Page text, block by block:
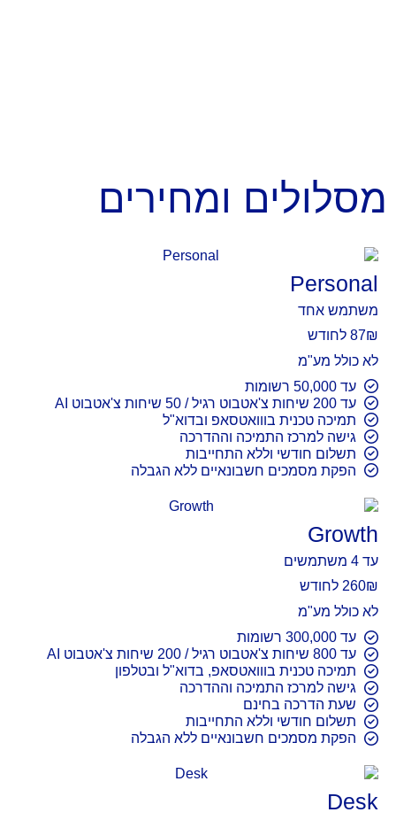
מסלולים ומחירים
Personal
משתמש אחד
87₪ לחודש
לא כולל מע"מ
עד 50,000 רשומות
עד 200 שיחות צ'אטבוט רגיל / 50 שיחות צ'אטבוט AI
תמיכה טכנית בווואטסאפ ובדוא"ל
גישה למרכז התמיכה וההדרכה
תשלום חודשי וללא התחייבות
הפקת מסמכים חשבונאיים ללא הגבלה
Growth
עד 4 משתמשים
260₪ לחודש
לא כולל מע"מ
עד 300,000 רשומות
עד 800 שיחות צ'אטבוט רגיל / 200 שיחות צ'אטבוט AI
תמיכה טכנית בווואטסאפ, בדוא"ל ובטלפון
גישה למרכז התמיכה וההדרכה
שעת הדרכה בחינם
תשלום חודשי וללא התחייבות
הפקת מסמכים חשבונאיים ללא הגבלה
Desk